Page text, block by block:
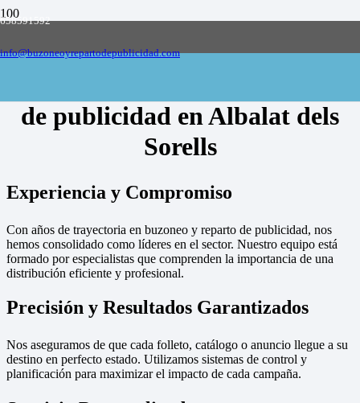
658591592
info@buzoneoyrepartodepublicidad.com
Empresa de buzoneo y reparto de publicidad
de publicidad en Albalat dels
Sorells
Experiencia y Compromiso
Con años de trayectoria en buzoneo y reparto de publicidad, nos
hemos consolidado como líderes en el sector. Nuestro equipo está
formado por especialistas que comprenden la importancia de una
distribución eficiente y profesional.
Precisión y Resultados Garantizados
Nos aseguramos de que cada folleto, catálogo o anuncio llegue a su
destino en perfecto estado. Utilizamos sistemas de control y
planificación para maximizar el impacto de cada campaña.